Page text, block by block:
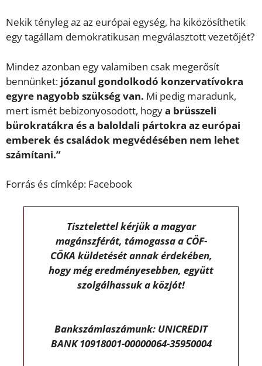
Nekik tényleg az az európai egység, ha kiközösíthetik
egy tagállam demokratikusan megválasztott vezetőjét?
Mindez azonban egy valamiben csak megerősít
bennünket: józanul gondolkodó konzervatívokra
egyre nagyobb szükség van. Mi pedig maradunk,
mert ismét bebizonyosodott, hogya brüsszeli
bürokratákra és a baloldali pártokra az európai
emberek és családok megvédésében nem lehet
számítani.”
Forrás és címkép: Facebook
Tisztelettel kérjük a magyar
magánszférát, támogassa a CÖF-
CÖKA küldetését annak érdekében,
hogy még eredményesebben, együtt
szolgálhassuk a közjót!
Bankszámlaszámunk: UNICREDIT
BANK 10918001-00000064-35950004